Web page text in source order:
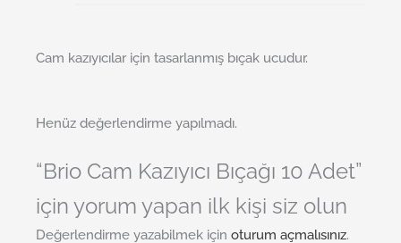
Cam kazıyıcılar için tasarlanmış bıçak ucudur.
Henüz değerlendirme yapılmadı.
“Brio Cam Kazıyıcı Bıçağı 10 Adet”
için yorum yapan ilk kişi siz olun
Değerlendirme yazabilmek için oturum açmalısınız.